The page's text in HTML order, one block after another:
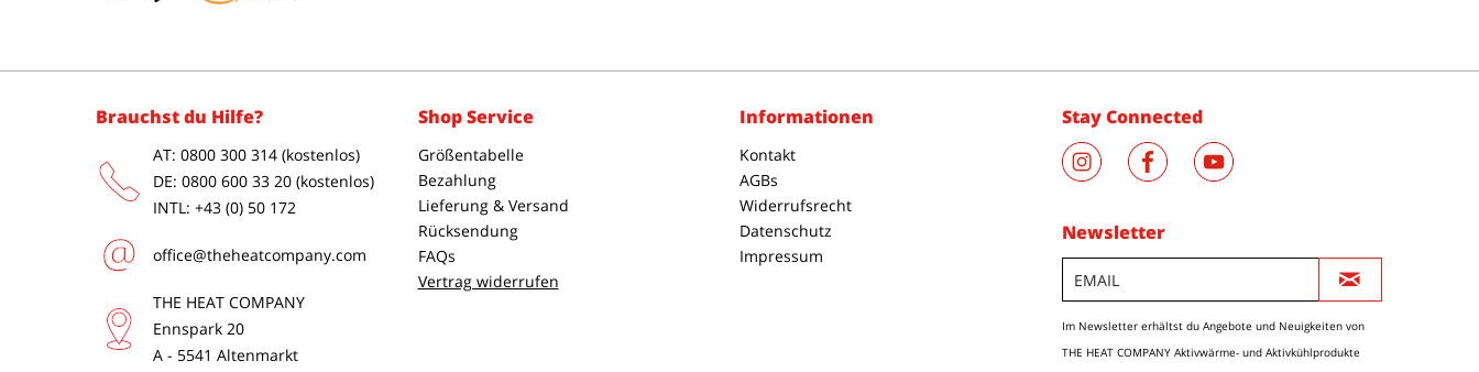
Brauchst du Hilfe?
AT: 0800 300 314 (kostenlos)
DE: 0800 600 33 20 (kostenlos)
INTL: +43 (0) 50 172
office@theheatcompany.com
THE HEAT COMPANY
Ennspark 20
A - 5541 Altenmarkt
Shop Service
Größentabelle
Bezahlung
Lieferung & Versand
Rücksendung
FAQs
Vertrag widerrufen
Informationen
Kontakt
AGBs
Widerrufsrecht
Datenschutz
Impressum
Stay Connected
Newsletter
Im Newsletter erhältst du Angebote und Neuigkeiten von
THE HEAT COMPANY Aktivwärme- und Aktivkühlprodukte